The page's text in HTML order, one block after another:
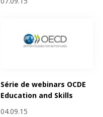
Série de webinars OCDE
Education and Skills
04.09.15